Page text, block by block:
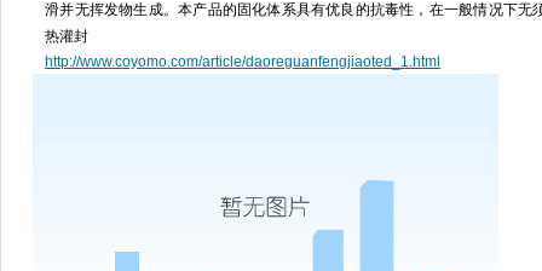
滑并无挥发物生成。本产品的固化体系具有优良的抗毒性，在一般情况下
热灌封
http://www.coyomo.com/article/daoreguanfengjiaoted_1.html